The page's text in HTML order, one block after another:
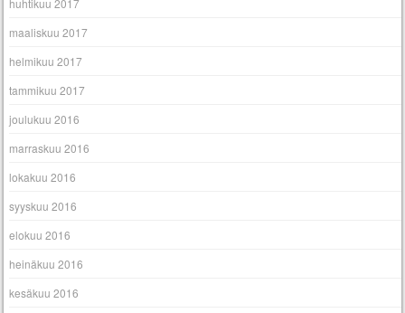
huhtikuu 2017
maaliskuu 2017
helmikuu 2017
tammikuu 2017
joulukuu 2016
marraskuu 2016
lokakuu 2016
syyskuu 2016
elokuu 2016
heinäkuu 2016
kesäkuu 2016